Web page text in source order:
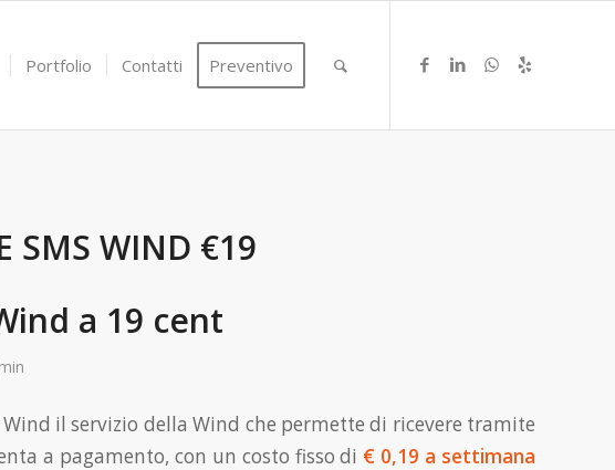
Portfolio Contatti Preventivo
SMS WIND €19
a 19 cent
il servizio della Wind che permette di ricevere tramite
a pagamento, con un costo fisso di € 0,19 a settimana